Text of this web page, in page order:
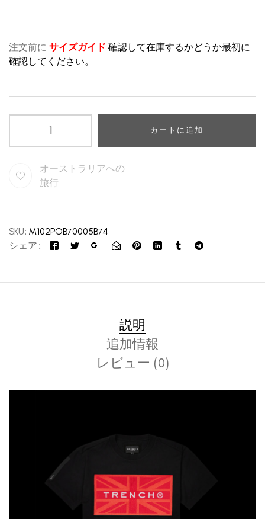
注文前に サイズガイド 確認して在庫するかどうか最初に
確認してください。
カートに追加
オーストラリアへの
旅行
SKU: M102POB70005B74
シェア
説明
追加情報
レビュー (0)